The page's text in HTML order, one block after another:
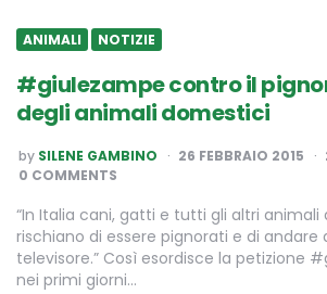
ANIMALI NOTIZIE
#giulezampe contro il
degli animali domestici
POSTED
BY
by SILENE GAMBINO 26 FEBBRAIO 2015
0 COMMENTS
“In Italia cani, gatti e tutti gli altri animali
rischiano di essere pignorati e di andare
televisore.” Così esordisce la petizione
nei primi giorni…